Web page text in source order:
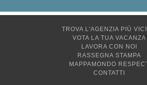
TROVA L'AGENZIA PIÙ
VOTA LA TUA VACANZA
LAVORA CON NOI
RASSEGNA STAMPA
MAPPAMONDO
CONTATTI